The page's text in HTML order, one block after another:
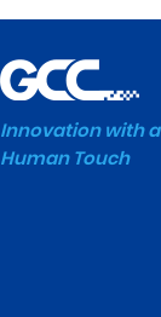
Innovation with a
Human Touch